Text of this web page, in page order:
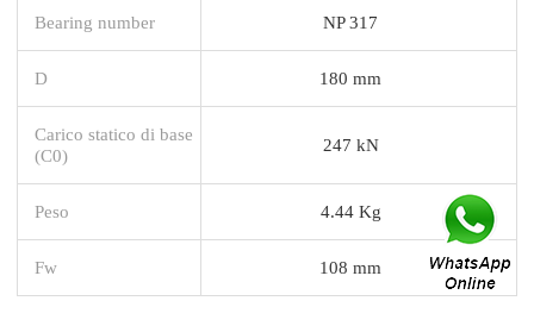
Bearing number NP 317
D 180 mm
Carico statico di base
(C0)
247 kN
Peso 4.44 Kg
Fw 108 mm